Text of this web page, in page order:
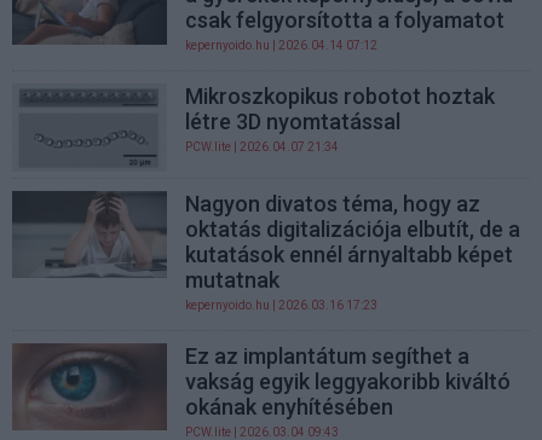
csak felgyorsította a folyamatot
kepernyoido.hu | 2026.04.14 07:12
Mikroszkopikus robotot hoztak
létre 3D nyomtatással
PCW.lite | 2026.04.07 21:34
Nagyon divatos téma, hogy az
oktatás digitalizációja elbutít, de a
kutatások ennél árnyaltabb képet
mutatnak
kepernyoido.hu | 2026.03.16 17:23
Ez az implantátum segíthet a
vakság egyik leggyakoribb kiváltó
okának enyhítésében
PCW.lite | 2026.03.04 09:43